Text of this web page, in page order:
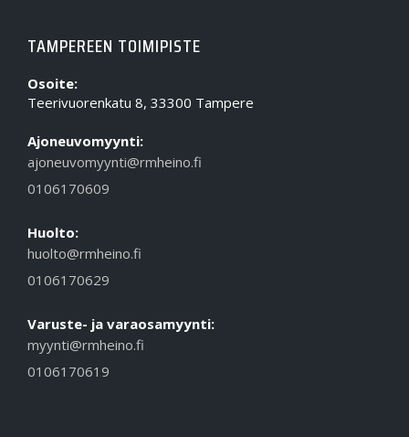
TAMPEREEN TOIMIPISTE
Osoite:
Teerivuorenkatu 8, 33300 Tampere
Ajoneuvomyynti:
ajoneuvomyynti@rmheino.fi
0106170609
Huolto:
huolto@rmheino.fi
0106170629
Varuste- ja varaosamyynti:
myynti@rmheino.fi
0106170619